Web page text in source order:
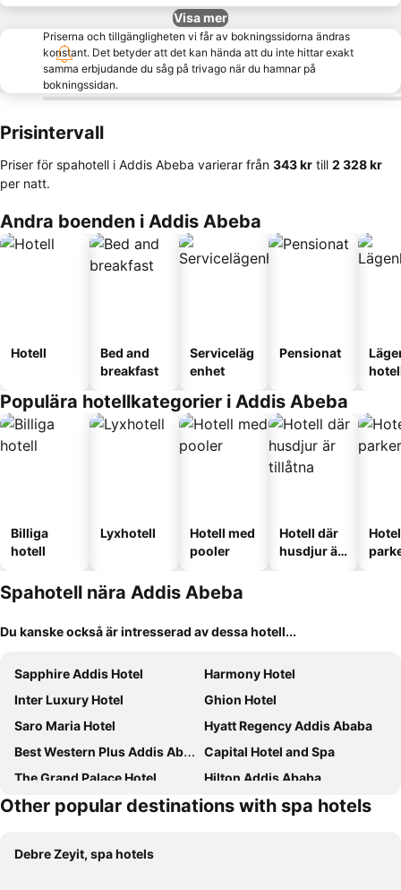
Visa mer
Priserna och tillgängligheten vi får av bokningssidorna ändras
konstant. Det betyder att det kan hända att du inte hittar exakt
samma erbjudande du såg på trivago när du hamnar på
bokningssidan.
Prisintervall
Priser för spahotell i Addis Abeba varierar från ‎343 kr till ‎2 328 kr
per natt.
Andra boenden i Addis Abeba
Hotell
Bed and
breakfast
Serviceläg
enhet
Pensionat
Populära hotellkategorier i Addis Abeba
Billiga
hotell
Lyxhotell
Hotell med
pooler
Hotell där
husdjur är
Spahotell nära Addis Abeba
Du kanske också är intresserad av dessa hotell...
Sapphire Addis Hotel
Harmony Hotel
Inter Luxury Hotel
Ghion Hotel
Saro Maria Hotel
Hyatt Regency Addis Ababa
Best Western Plus Addis Ababa
Capital Hotel and Spa
The Grand Palace Hotel
Hilton Addis Ababa
Bentark Hotel
Vamos Addis Hotel
Friendship International Hotel
Other popular destinations with spa hotels
Debre Zeyit, spa hotels